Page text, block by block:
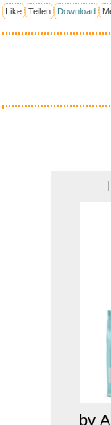
Like Teilen Download
by